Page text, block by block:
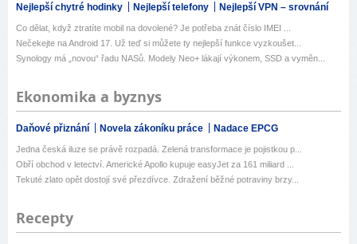
Nejlepší chytré hodinky Nejlepší telefony Nejlepší VPN – srovnání
Co dělat, když ztratíte mobil na dovolené? Je potřeba znát číslo IMEI ...
Nečekejte na Android 17. Už teď si můžete ty nejlepší funkce vyzkoušet...
Synology má „novou“ řadu NASů. Modely Neo+ lákají výkonem, SSD a vyměn...
Ekonomika a byznys
Daňové přiznání Novela zákoníku práce Nadace EPCG
Jedna česká iluze se právě rozpadá. Zelená transformace je pojistkou p...
Obří obchod v letectví. Americké Apollo kupuje easyJet za 161 miliard ...
Tekuté zlato opět dostojí své přezdívce. Zdražení běžné potraviny brzy...
Recepty